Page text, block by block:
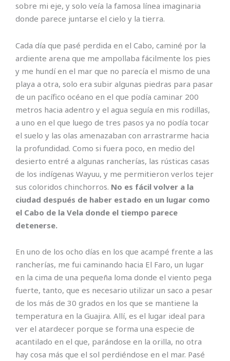
sobre mi eje, y solo veía la famosa línea imaginaria
donde parece juntarse el cielo y la tierra.
Cada día que pasé perdida en el Cabo, caminé por la
ardiente arena que me ampollaba fácilmente los pies
y me hundí en el mar que no parecía el mismo de una
playa a otra, solo era subir algunas piedras para pasar
de un pacífico océano en el que podía caminar 200
metros hacia adentro y el agua seguía en mis rodillas,
a uno en el que luego de tres pasos ya no podía tocar
el suelo y las olas amenazaban con arrastrarme hacia
la profundidad. Como si fuera poco, en medio del
desierto entré a algunas rancherías, las rústicas casas
de los indígenas Wayuu, y me permitieron verlos tejer
sus coloridos chinchorros. No es fácil volver a la
ciudad después de haber estado en un lugar como
el Cabo de la Vela donde el tiempo parece
detenerse.
En uno de los ocho días en los que acampé frente a las
rancherías, me fui caminando hacia El Faro, un lugar
en la cima de una pequeña loma donde el viento pega
fuerte, tanto, que es necesario utilizar un saco a pesar
de los más de 30 grados en los que se mantiene la
temperatura en la Guajira. Allí, es el lugar ideal para
ver el atardecer porque se forma una especie de
acantilado en el que, parándose en la orilla, no otra
hay cosa más que el sol perdiéndose en el mar. Pasé